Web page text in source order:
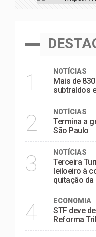
1 NOTÍCIAS
Mais de
subtraídos
2 NOTÍCIAS
Termina a
São Paulo
3 NOTÍCIAS
Terceira
leiloeiro à
quitação da
4 ECONOMIA
STF deve
Reforma